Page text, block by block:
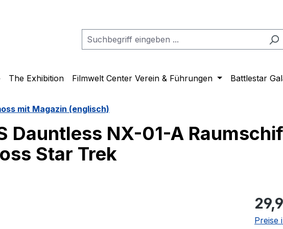
The Exhibition Filmwelt Center Verein & Führungen Battlestar
mit Magazin (englisch)
Dauntless NX-01-A
Star Trek
Preise